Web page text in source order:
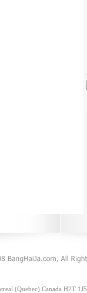
(Quebec) Canada H2T 1J5